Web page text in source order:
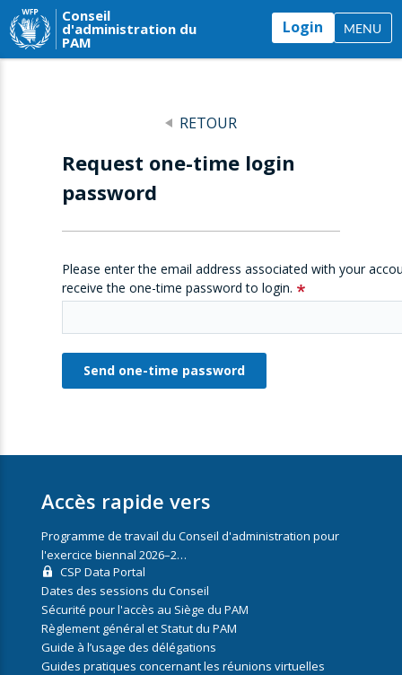
Conseil
d'administration du
PAM
Login MENU
RETOUR
Request one-time login
password
Please enter the email address associated with your
receive the one-time password to login.
Accès rapide vers
Programme de travail du Conseil d'administration pour
l'exercice biennal 2026–2…
CSP Data Portal
Dates des sessions du Conseil
Sécurité pour l'accès au Siège du PAM
Règlement général et Statut du PAM
Guide à l’usage des délégations
Guides pratiques concernant les réunions virtuelles